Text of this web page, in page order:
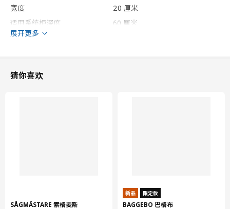
宽度
20 厘米
适用系统柜深度
60 厘米
深度
包装信息
2.34 公斤
容量
3.8 公升
展开更多
猜你喜欢
SÅGMÄSTARE 索格麦斯
新品 限定款
BAGGEBO 巴格布